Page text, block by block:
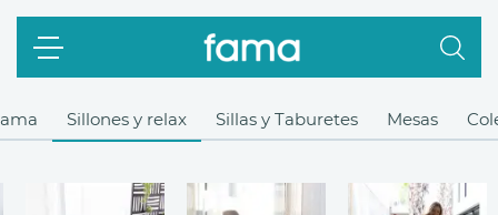
Sillones y relax Sillas y Taburetes Mesas